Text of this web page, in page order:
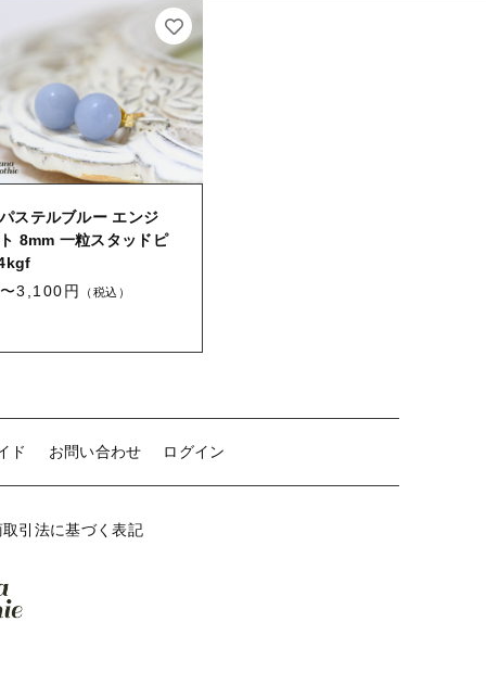
ステルブルー エンジ
8mm 一粒スタッドピ
3,100円
（税込）
ド お問い合わせ ログイン
引法に基づく表記
ネックレス
イヤリング
ブレスレット
リング
-Stone Type-
当店について
ル